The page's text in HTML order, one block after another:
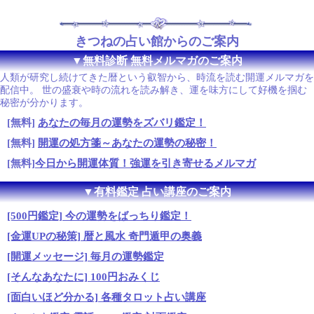
きつねの占い館からのご案内
▼無料診断 無料メルマガのご案内
人類が研究し続けてきた暦という叡智から、時流を読む開運メルマガを
配信中。 世の盛衰や時の流れを読み解き、運を味方にして好機を掴む
秘密が分かります。
[無料] あなたの毎月の運勢をズバリ鑑定！
[無料] 開運の処方箋～あなたの運勢の秘密！
[無料]今日から開運体質！強運を引き寄せるメルマガ
▼有料鑑定 占い講座のご案内
[500円鑑定] 今の運勢をばっちり鑑定！
[金運UPの秘策] 暦と風水 奇門遁甲の奥義
[開運メッセージ] 毎月の運勢鑑定
[そんなあなたに] 100円おみくじ
[面白いほど分かる] 各種タロット占い講座